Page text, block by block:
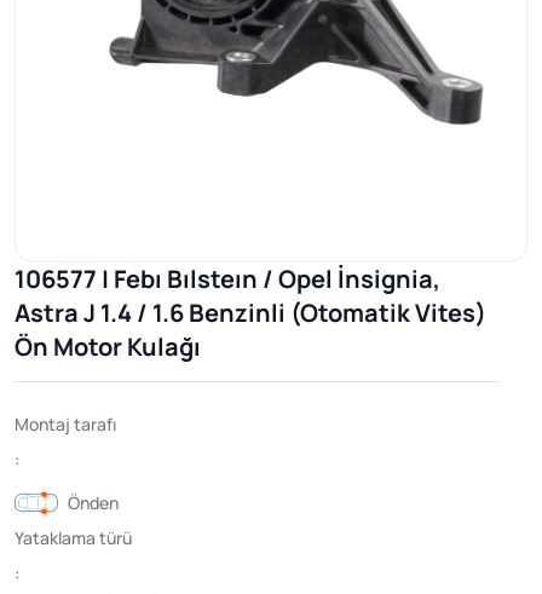
106577 | Febı Bılsteın / Opel İnsignia,
Astra J 1.4 / 1.6 Benzinli (Otomatik Vites)
Ön Motor Kulağı
Montaj tarafı
:
Önden
Yataklama türü
: